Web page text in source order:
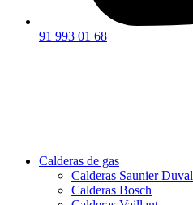
91 993 01 68
Calderas de gas
Calderas Saunier Duval
Calderas Bosch